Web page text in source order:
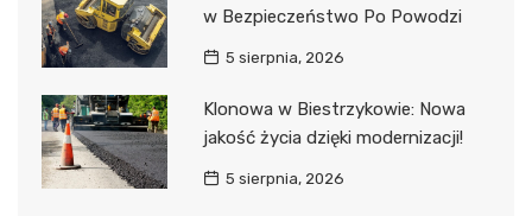
w Bezpieczeństwo Po Powodzi
5 sierpnia, 2026
Klonowa w Biestrzykowie: Nowa
jakość życia dzięki modernizacji!
5 sierpnia, 2026